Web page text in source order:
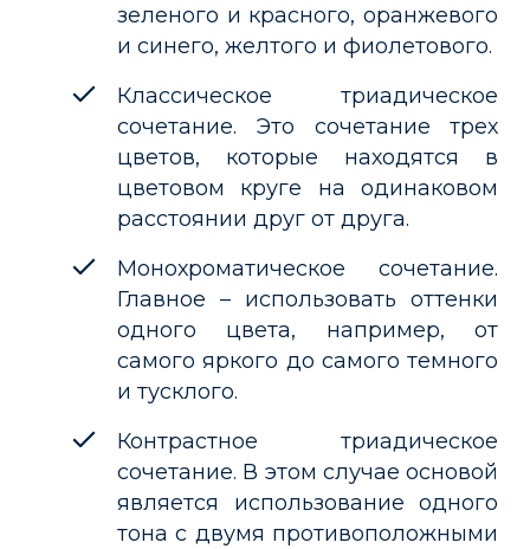
зеленого и красного, оранжевого
и синего, желтого и фиолетового.
Классическое триадическое
сочетание. Это сочетание трех
цветов, которые находятся в
цветовом круге на одинаковом
расстоянии друг от друга.
Монохроматическое сочетание.
Главное – использовать оттенки
одного цвета, например, от
самого яркого до самого темного
и тусклого.
Контрастное триадическое
сочетание. В этом случае основой
является использование одного
тона с двумя противоположными